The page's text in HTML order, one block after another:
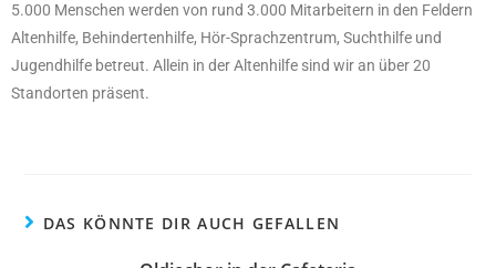
5.000 Menschen werden von rund 3.000 Mitarbeitern in den Feldern
Altenhilfe, Behindertenhilfe, Hör-Sprachzentrum, Suchthilfe und
Jugendhilfe betreut. Allein in der Altenhilfe sind wir an über 20
Standorten präsent.
DAS KÖNNTE DIR AUCH GEFALLEN